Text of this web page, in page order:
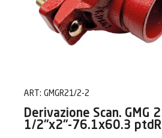
ART: GMGR21/2-2
Derivazione Scan. GMG 2
1/2"x2"-76.1x60.3 ptdR